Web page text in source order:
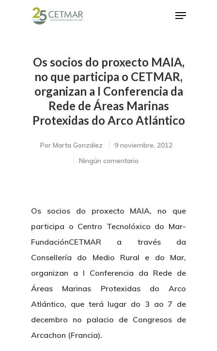
Hit enter to search or ESC to close
Os socios do proxecto MAIA,
no que participa o CETMAR,
organizan a I Conferencia da
Rede de Áreas Marinas
Protexidas do Arco Atlántico
Por Marta González
9 noviembre, 2012
Ningún comentario
Os socios do proxecto MAIA, no que
participa o Centro Tecnolóxico do Mar-
FundaciónCETMAR a través da
Consellería do Medio Rural e do Mar,
organizan a I Conferencia da Rede de
Áreas Marinas Protexidas do Arco
Atlántico, que terá lugar do 3 ao 7 de
decembro no palacio de Congresos de
Arcachon (Francia).